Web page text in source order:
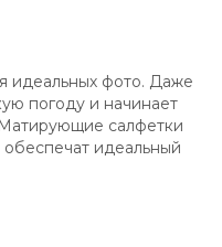
идеальных фото. Даже
погоду и начинает
Матирующие салфетки
идеальный